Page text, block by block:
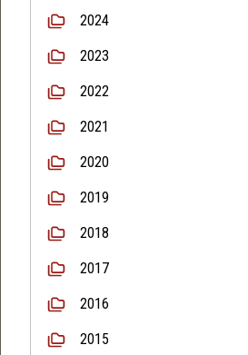
2024
2023
2022
2021
2020
2019
2018
2017
2016
2015